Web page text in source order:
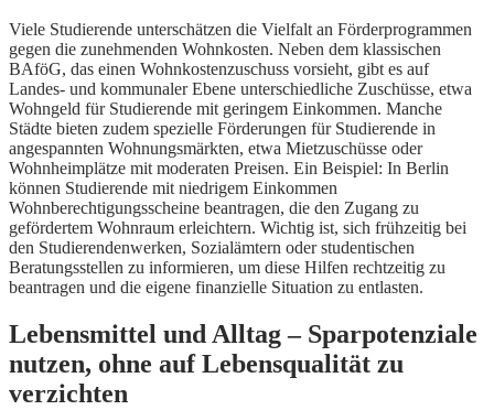
Viele Studierende unterschätzen die Vielfalt an Förderprogrammen
gegen die zunehmenden Wohnkosten. Neben dem klassischen
BAföG, das einen Wohnkostenzuschuss vorsieht, gibt es auf
Landes- und kommunaler Ebene unterschiedliche Zuschüsse, etwa
Wohngeld für Studierende mit geringem Einkommen. Manche
Städte bieten zudem spezielle Förderungen für Studierende in
angespannten Wohnungsmärkten, etwa Mietzuschüsse oder
Wohnheimplätze mit moderaten Preisen. Ein Beispiel: In Berlin
können Studierende mit niedrigem Einkommen
Wohnberechtigungsscheine beantragen, die den Zugang zu
gefördertem Wohnraum erleichtern. Wichtig ist, sich frühzeitig bei
den Studierendenwerken, Sozialämtern oder studentischen
Beratungsstellen zu informieren, um diese Hilfen rechtzeitig zu
beantragen und die eigene finanzielle Situation zu entlasten.
Lebensmittel und Alltag – Sparpotenziale
nutzen, ohne auf Lebensqualität zu
verzichten